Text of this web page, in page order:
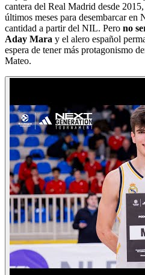
cantera del Real Madrid desde
últimos meses para desembarcar
cantidad a partir del NIL. Pero no
Aday Mara y el alero español
espera de tener más protagonismo
Mateo.